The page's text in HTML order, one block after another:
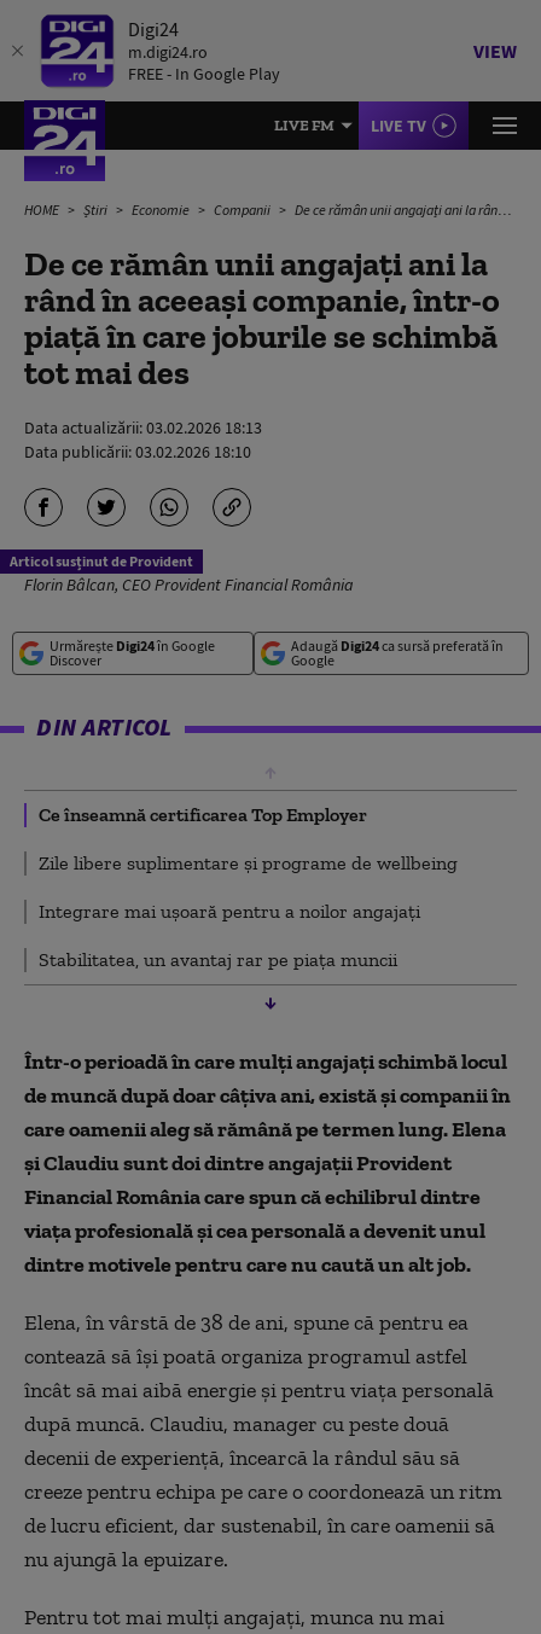
Digi24
m.digi24.ro
FREE - In Google Play
VIEW
LIVE FM LIVE TV
HOME Știri Economie Companii De ce rămân unii angajați ani la rând în aceeași companie, într-o piață în care joburile se schimbă tot mai des
De ce rămân unii angajați ani la
rând în aceeași companie, într-o
piață în care joburile se schimbă
tot mai des
Data actualizării:03.02.2026 18:13
Data publicării:03.02.2026 18:10
Articol susținut de Provident
Florin Bâlcan, CEO Provident Financial România
Urmărește Digi24în Google
Discover
Adaugă Digi24ca sursă preferată în
Google
DIN ARTICOL
Ce înseamnă certificarea Top Employer
Zile libere suplimentare și programe de wellbeing
Integrare mai ușoară pentru a noilor angajați
Stabilitatea, un avantaj rar pe piața muncii
Într-o perioadă în care mulți angajați schimbă locul
de muncă după doar câțiva ani, există și companii în
care oamenii aleg să rămână pe termen lung. Elena
și Claudiu sunt doi dintre angajații Provident
Financial România care spun că echilibrul dintre
viața profesională și cea personală a devenit unul
dintre motivele pentru care nu caută un alt job.
Elena, în vârstă de 38 de ani, spune că pentru ea
contează să își poată organiza programul astfel
încât să mai aibă energie și pentru viața personală
după muncă. Claudiu, manager cu peste două
decenii de experiență, încearcă la rândul său să
creeze pentru echipa pe care o coordonează un ritm
de lucru eficient, dar sustenabil, în care oamenii să
nu ajungă la epuizare.
Pentru tot mai mulți angajați, munca nu mai